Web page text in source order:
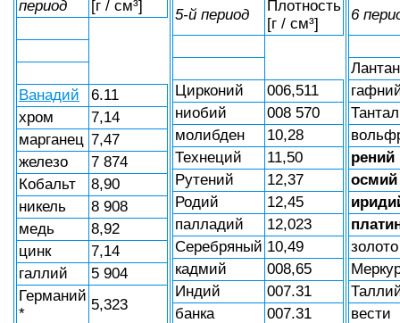
период
[г / см³]
Ванадий
6.11
хром
7,14
марганец 7,47
железо
7 874
Кобальт
8,90
никель
8 908
медь
8,92
цинк
7,14
галлий
5 904
Германий
*
5,323
5-й период
Плотность
[г / см³]
Цирконий
006,511
ниобий
008 570
молибден
10,28
Технеций
11,50
Рутений
12,37
Родий
12,45
палладий
12,023
Серебряный 10,49
кадмий
008,65
Индий
007.31
банка
007.31
6
Лантан
Тантал
рений
осмий
золото
вести